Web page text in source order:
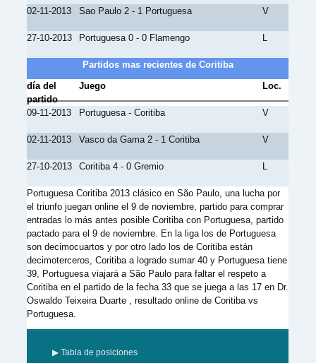
02-11-2013 Sao Paulo 2 - 1 Portuguesa V
27-10-2013 Portuguesa 0 - 0 Flamengo L
Partidos mas recientes de Coritiba
día del
partido
Juego Loc.
09-11-2013 Portuguesa - Coritiba V
02-11-2013 Vasco da Gama 2 - 1 Coritiba V
27-10-2013 Coritiba 4 - 0 Gremio L
Portuguesa Coritiba 2013 clásico en São Paulo, una lucha por
el triunfo juegan online el 9 de noviembre, partido para comprar
entradas lo más antes posible Coritiba con Portuguesa, partido
pactado para el 9 de noviembre. En la liga los de Portuguesa
son decimocuartos y por otro lado los de Coritiba están
decimoterceros, Coritiba a logrado sumar 40 y Portuguesa tiene
39, Portuguesa viajará a São Paulo para faltar el respeto a
Coritiba en el partido de la fecha 33 que se juega a las 17 en Dr.
Oswaldo Teixeira Duarte , resultado online de Coritiba vs
Portuguesa.
▶ Tabla de posiciones